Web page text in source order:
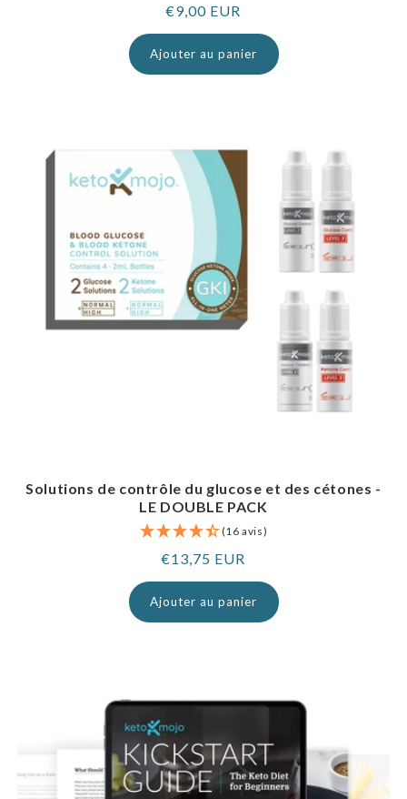
Prix
normal
€9,00 EUR
Ajouter au panier
Solutions de contrôle du glucose et des cétones -
LE DOUBLE PACK
(16 avis)
Prix
normal
€13,75 EUR
Ajouter au panier